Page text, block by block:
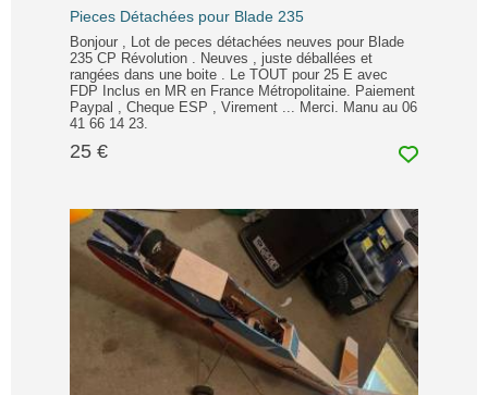
Pieces Détachées pour Blade 235
Bonjour , Lot de peces détachées neuves pour Blade
235 CP Révolution . Neuves , juste déballées et
rangées dans une boite . Le TOUT pour 25 E avec
FDP Inclus en MR en France Métropolitaine. Paiement
Paypal , Cheque ESP , Virement ... Merci. Manu au 06
41 66 14 23.
25 €